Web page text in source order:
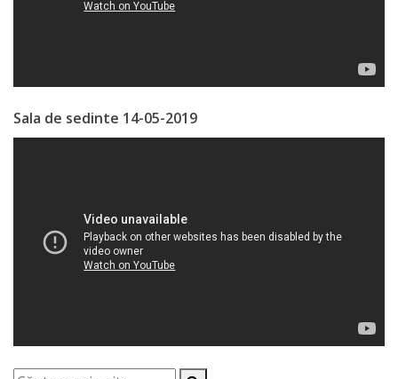
Economist
Viceprimarii
Publicul,
Organigrama
Sala de sedinte 14-05-2019